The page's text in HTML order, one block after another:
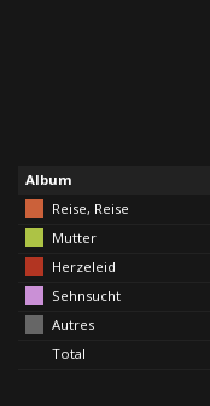
Album
Reise, Reise
Mutter
Herzeleid
Sehnsucht
Autres
Total